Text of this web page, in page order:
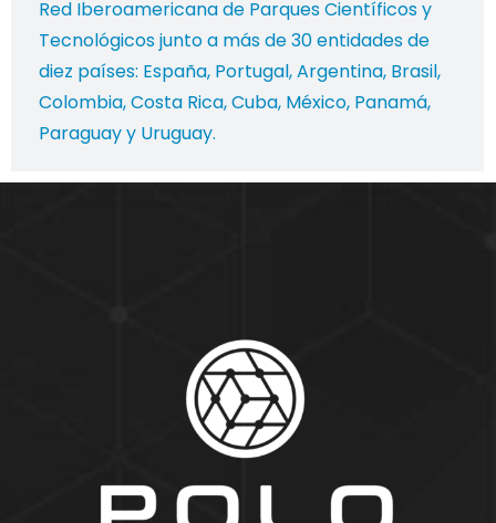
Red Iberoamericana de Parques Científicos y
Tecnológicos junto a más de 30 entidades de
diez países: España, Portugal, Argentina, Brasil,
Colombia, Costa Rica, Cuba, México, Panamá,
Paraguay y Uruguay.